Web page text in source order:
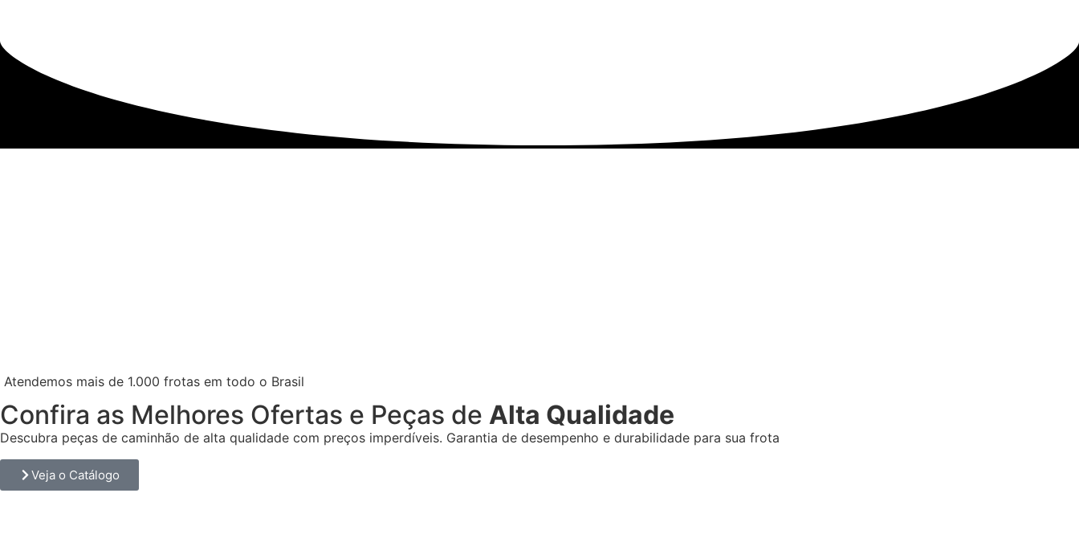
Atendemos mais de 1.000 frotas em todo o Brasil
Confira as Melhores Ofertas e Peças de Alta Qualidade
Descubra peças de caminhão de alta qualidade com preços imperdíveis. Garantia de desempenho e durabilidade para sua frota
Veja o Catálogo